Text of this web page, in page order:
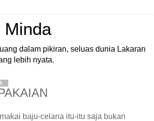
Minda
dalam pikiran, seluas dunia Lakaran
lebih nyata.
baju-celana itu-itu saja bukan